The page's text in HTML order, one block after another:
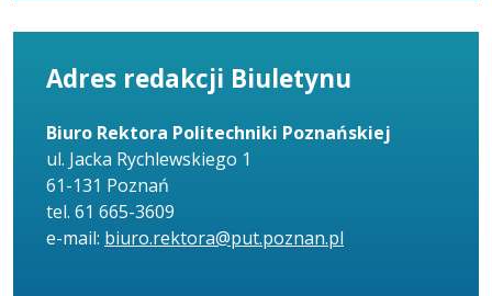
Adres redakcji Biuletynu
Biuro Rektora Politechniki Poznańskiej
ul. Jacka Rychlewskiego 1
61-131 Poznań
tel. 61 665-3609
e-mail: biuro.rektora@put.poznan.pl